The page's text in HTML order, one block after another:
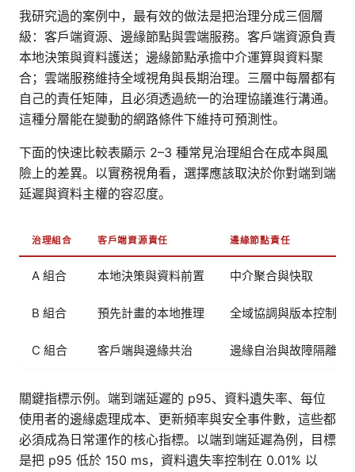
我研究過的案例中，最有效的做法是把治理分成三個層
級：客戶端資源、邊緣節點與雲端服務。客戶端資源負責
本地決策與資料護送；邊緣節點承擔中介運算與資料聚
合；雲端服務維持全域視角與長期治理。三層中每層都有
自己的責任矩陣，且必須透過統一的治理協議進行溝通。
這種分層能在變動的網路條件下維持可預測性。
下面的快速比較表顯示 2–3 種常見治理組合在成本與風
險上的差異。以實務視角看，選擇應該取決於你對端到端
延遲與資料主權的容忍度。
治理組合 客戶端資源責任 邊緣節點責任
A 組合 本地決策與資料前置 中介聚合與快取
B 組合 預先計畫的本地推理 全域協調與版本控制
C 組合 客戶端與邊緣共治 邊緣自治與故障隔離
關鍵指標示例。端到端延遲的 p95、資料遺失率、每位
使用者的邊緣處理成本、更新頻率與安全事件數，這些都
必須成為日常運作的核心指標。以端到端延遲為例，目標
是把 p95 低於 150 ms，資料遺失率控制在 0.01% 以